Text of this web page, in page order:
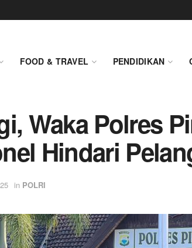
FOOD & TRAVEL PENDIDIKAN
Waka Polres
Hindari
in POLRI